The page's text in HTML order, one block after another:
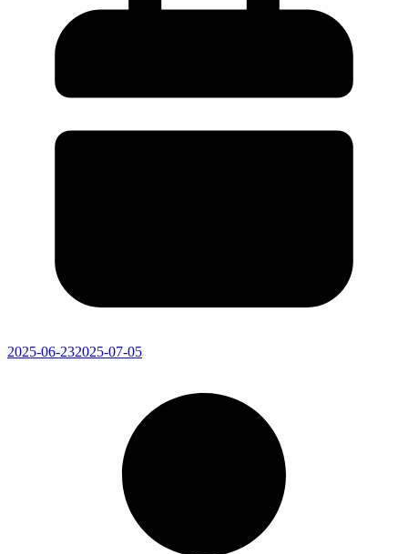
2025-06-232025-07-05